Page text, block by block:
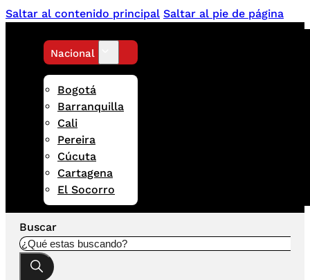
Saltar al contenido principal Saltar al pie de página
Nacional
Bogotá
Barranquilla
Cali
Pereira
Cúcuta
Cartagena
El Socorro
Buscar